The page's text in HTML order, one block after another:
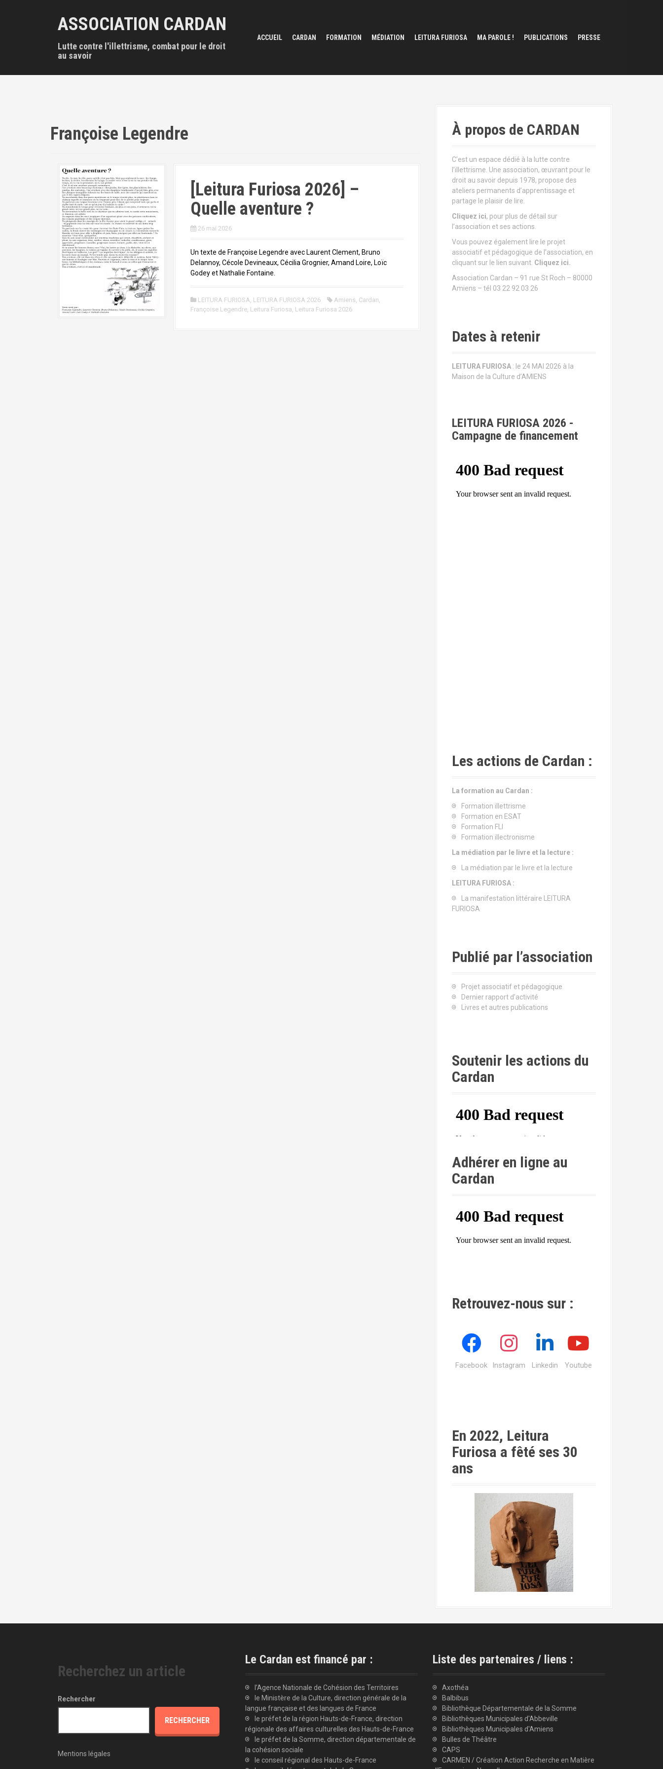
c
ASSOCIATION CARDAN
Lutte contre l'illettrisme, combat pour le droit
au savoir
ACCUEIL CARDAN FORMATION MÉDIATION LEITURA FURIOSA MA PAROLE ! PUBLICATIONS PRESSE
Françoise Legendre
[Leitura Furiosa 2026] –
Quelle aventure ?
26 mai 2026
Un texte de Françoise Legendre avec Laurent Clement, Bruno
Delannoy, Cécole Devineaux, Cécilia Grognier, Amand Loire, Loïc
Godey et Nathalie Fontaine.
LEITURA FURIOSA, LEITURA FURIOSA 2026 Amiens, Cardan,
Françoise Legendre, Leitura Furiosa, Leitura Furiosa 2026
À propos de CARDAN
C’est un espace dédié à la lutte contre
l’illettrisme. Une association, œuvrant pour le
droit au savoir depuis 1978, propose des
ateliers permanents d’apprentissage et
partage le plaisir de lire.
Cliquez ici, pour plus de détail sur
l’association et ses actions.
Vous pouvez également lire le projet
associatif et pédagogique de l’association, en
cliquant sur le lien suivant. Cliquez ici.
Association Cardan – 91 rue St Roch – 80000
Amiens – tél 03 22 92 03 26
Dates à retenir
LEITURA FURIOSA : le 24 MAI 2026 à la
Maison de la Culture d’AMIENS
LEITURA FURIOSA 2026 -
Campagne de financement
Les actions de Cardan :
La formation au Cardan :
Formation illettrisme
Formation en ESAT
Formation FLI
Formation illectronisme
La médiation par le livre et la lecture :
La médiation par le livre et la lecture
LEITURA FURIOSA :
La manifestation littéraire LEITURA
FURIOSA
Publié par l’association
Projet associatif et pédagogique
Dernier rapport d’activité
Livres et autres publications
Soutenir les actions du
Cardan
Adhérer en ligne au
Cardan
Retrouvez-nous sur :
Facebook Instagram Linkedin Youtube
En 2022, Leitura
Furiosa a fêté ses 30
ans
Recherchez un article
Rechercher
RECHERCHER
Mentions légales
Le Cardan est financé par :
l’Agence Nationale de Cohésion des Territoires
le Ministère de la Culture, direction générale de la
langue française et des langues de France
le préfet de la région Hauts-de-France, direction
régionale des affaires culturelles des Hauts-de-France
le préfet de la Somme, direction départementale de
la cohésion sociale
le conseil régional des Hauts-de-France
Liste des partenaires / liens :
Axothéa
Balbibus
Bibliothèque Départementale de la Somme
Bibliothèques Municipales d'Abbeville
Bibliothèques Municipales d'Amiens
Bulles de Théâtre
CAPS
CARMEN / Création Action Recherche en Matière